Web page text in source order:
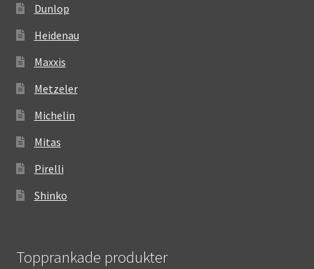
Dunlop
Heidenau
Maxxis
Metzeler
Michelin
Mitas
Pirelli
Shinko
Topprankade produkter